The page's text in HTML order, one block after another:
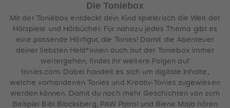
Die Toniebox
Mit der Toniebox entdeckt dein Kind spielerisch die Welt der
Hörspiele und Hörbücher. Für nahezu jedes Thema gibt es
eine passende Hörfigur, die Tonies! Damit die Abenteuer
deiner liebsten Held*innen auch auf der Toniebox immer
weitergehen, findet ihr weitere Folgen auf
tonies.com. Dabei handelt es sich um digitale Inhalte,
welche vorhandenen Tonies und Kreativ-Tonies zugewiesen
werden können. Damit du noch mehr Geschichten von zum
Beispiel Bibi Blocksberg, PAW Patrol und Biene Maja hören